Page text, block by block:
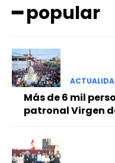
━ popular
Más de 6 mil
patronal Virgen